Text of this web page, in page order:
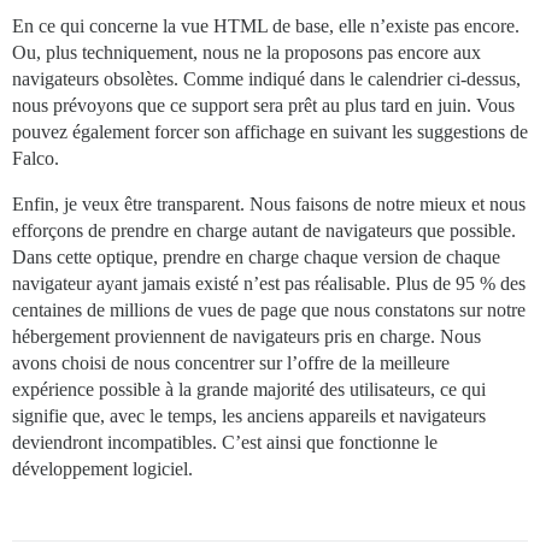
En ce qui concerne la vue HTML de base, elle n’existe pas encore.
Ou, plus techniquement, nous ne la proposons pas encore aux
navigateurs obsolètes. Comme indiqué dans le calendrier ci-dessus,
nous prévoyons que ce support sera prêt au plus tard en juin. Vous
pouvez également forcer son affichage en suivant les suggestions de
Falco.
Enfin, je veux être transparent. Nous faisons de notre mieux et nous
efforçons de prendre en charge autant de navigateurs que possible.
Dans cette optique, prendre en charge chaque version de chaque
navigateur ayant jamais existé n’est pas réalisable. Plus de 95 % des
centaines de millions de vues de page que nous constatons sur notre
hébergement proviennent de navigateurs pris en charge. Nous
avons choisi de nous concentrer sur l’offre de la meilleure
expérience possible à la grande majorité des utilisateurs, ce qui
signifie que, avec le temps, les anciens appareils et navigateurs
deviendront incompatibles. C’est ainsi que fonctionne le
développement logiciel.